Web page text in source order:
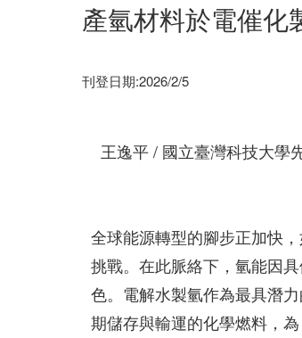
產氫材料於電催化
刊登日期:2026/2/5
王逸平 / 國立臺灣科技大學
全球能源轉型的腳步正加快
挑戰。在此脈絡下，氫能因
色。電解水製氫作為最具潛
期儲存與輸運的化學燃料，